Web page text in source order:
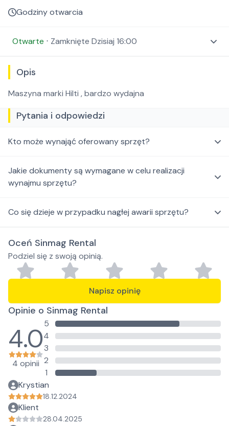
Godziny otwarcia
Otwarte ⋅ Zamknięte Dzisiaj 16:00
Opis
Maszyna marki Hilti , bardzo wydajna
Pytania i odpowiedzi
Kto może wynająć oferowany sprzęt?
Jakie dokumenty są wymagane w celu realizacji
wynajmu sprzętu?
Co się dzieje w przypadku nagłej awarii sprzętu?
Oceń Sinmag Rental
Podziel się z swoją opinią.
Napisz opinię
Opinie o Sinmag Rental
4.0
4 opinii
5
4
3
2
1
Krystian
18.12.2024
Klient
28.04.2025